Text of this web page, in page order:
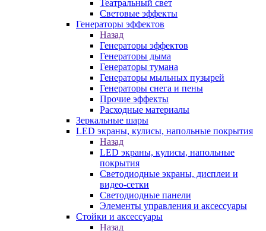
Театральный свет
Световые эффекты
Генераторы эффектов
Назад
Генераторы эффектов
Генераторы дыма
Генераторы тумана
Генераторы мыльных пузырей
Генераторы снега и пены
Прочие эффекты
Расходные материалы
Зеркальные шары
LED экраны, кулисы, напольные покрытия
Назад
LED экраны, кулисы, напольные
покрытия
Светодиодные экраны, дисплеи и
видео-сетки
Светодиодные панели
Элементы управления и аксессуары
Стойки и аксессуары
Назад